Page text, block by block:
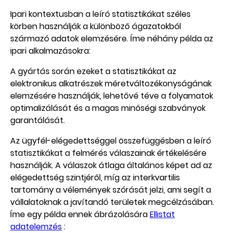
Ipari kontextusban a leíró statisztikákat széles
körben használják a különböző ágazatokból
származó adatok elemzésére. Íme néhány példa az
ipari alkalmazásokra:
A gyártás során ezeket a statisztikákat az
elektronikus alkatrészek méretváltozékonyságának
elemzésére használják, lehetővé téve a folyamatok
optimalizálását és a magas minőségi szabványok
garantálását.
Az ügyfél-elégedettséggel összefüggésben a leíró
statisztikákat a felmérés válaszainak értékelésére
használják. A válaszok átlaga általános képet ad az
elégedettség szintjéről, míg az interkvartilis
tartomány a vélemények szórását jelzi, ami segít a
vállalatoknak a javítandó területek megcélzásában.
Íme egy példa ennek ábrázolásáraEllistat
adatelemzés: